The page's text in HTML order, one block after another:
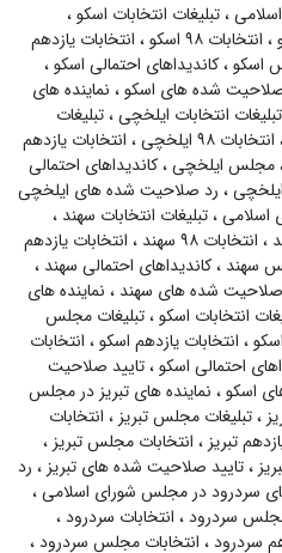
،تبلیغات انتخابات اسکو،
، انتخابات ۹۸ اسکو ، انتخابات یازدهم
اسکو،کاندیداهای احتمالی اسکو،
شده های اسکو، نماینده های
تبلیغات انتخابات ایلخچی،تبلیغات
انتخابات ۹۸ ایلخچی ، انتخابات یازدهم
مجلس ایلخچی،کاندیداهای احتمالی
، رد صلاحیت شده های ایلخچی
اسلامی،تبلیغات انتخابات سهند ،
، انتخابات ۹۸ سهند ، انتخابات یازدهم
سهند ،کاندیداهای احتمالی سهند ،
شده های سهند ، نماینده های
انتخابات اسکو،تبلیغات مجلس
، انتخابات یازدهم اسکو، انتخابات
احتمالی اسکو،تایید صلاحیت
اسکو، نماینده های تبریز در مجلس
،تبلیغات مجلس تبریز، انتخابات
تبریز، انتخابات مجلس تبریز،
،تایید صلاحیت شده های تبریز، رد
سردرود در مجلس شورای اسلامی،
سردرود، انتخابات سردرود،
سردرود، انتخابات مجلس سردرود،